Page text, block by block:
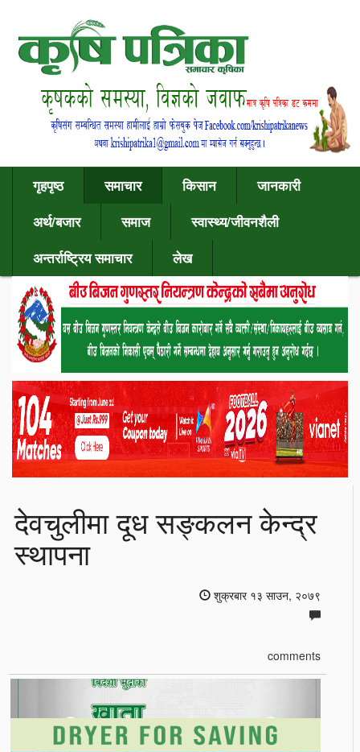
गृहपृष्ठ समाचार किसान
जानकारी
अर्थ/बजार
समाज
स्वास्थ्य/जीवनशैली
अन्तर्राष्ट्रिय समाचार
लेख
देवचुलीमा दूध सङ्कलन केन्द्र
स्थापना
शुक्रबार १३ साउन, २०७९
comments